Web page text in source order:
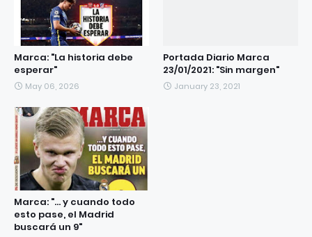
Marca: "La historia debe
esperar"
May 06, 2026
Portada Diario Marca
23/01/2021: "Sin margen"
January 23, 2021
Marca: "... y cuando todo
esto pase, el Madrid
buscará un 9"